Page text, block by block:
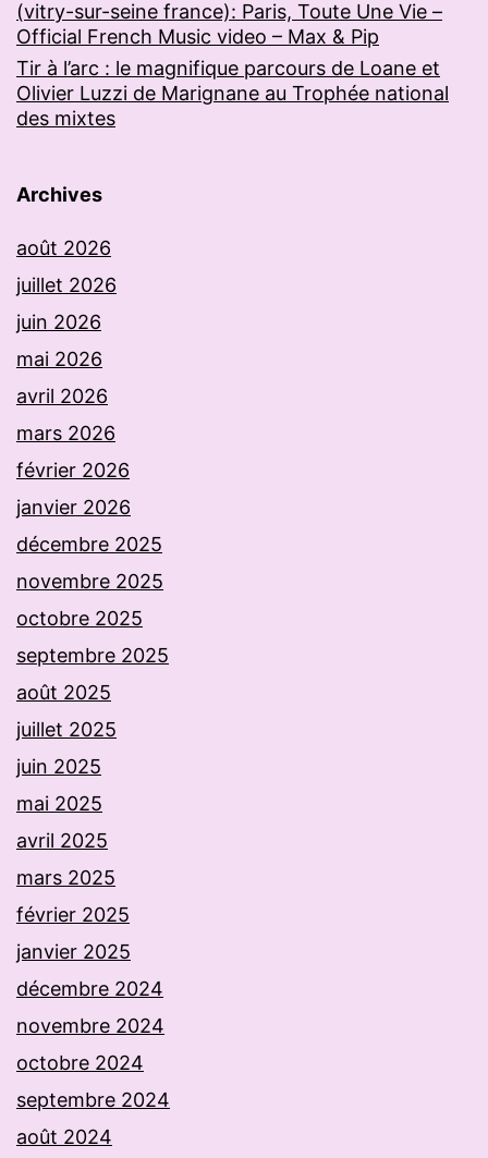
(vitry-sur-seine france): Paris, Toute Une Vie –
Official French Music video – Max & Pip
Tir à l’arc : le magnifique parcours de Loane et
Olivier Luzzi de Marignane au Trophée national
des mixtes
Archives
août 2026
juillet 2026
juin 2026
mai 2026
avril 2026
mars 2026
février 2026
janvier 2026
décembre 2025
novembre 2025
octobre 2025
septembre 2025
août 2025
juillet 2025
juin 2025
mai 2025
avril 2025
mars 2025
février 2025
janvier 2025
décembre 2024
novembre 2024
octobre 2024
septembre 2024
août 2024